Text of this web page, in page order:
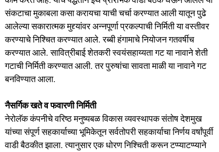
संकटाचा मुकाबला कसा करायचा याची चर्चा करण्यात आली यातून पुढे
आलेल्या सकारात्मक मुद्द्यांवर अन्नपूर्णा प्रकल्पाची निर्मिती या वस्तीवर
करण्याचे निश्चित करण्यात आले. रब्बी हंगामाचे नियोजन गतवर्षीच
करण्यात आले. सावित्रीबाई शेतकरी स्वयंसहाय्यता गट या नावाने शेती
गटाची निर्मिती करण्यात आली. तर पुरुषांचा सावता माळी या नावाने गट
बनविण्यात आला.
नैसर्गिक खते व फवारणी निर्मिती
नेरोलॅक कंपनीचे वरिष्ठ मनुष्यबळ विकास व्यवस्थापक संतोष देशमुख
यांच्या संपूर्ण सहकार्याच्या भूमिकेतून सर्वतोपरी सहकार्याचा निर्णय वर्षांपूर्वी
वाडी बैठकीत झाला. त्यानुसार एक धोरण निश्चिती करून टप्प्याटप्प्याने